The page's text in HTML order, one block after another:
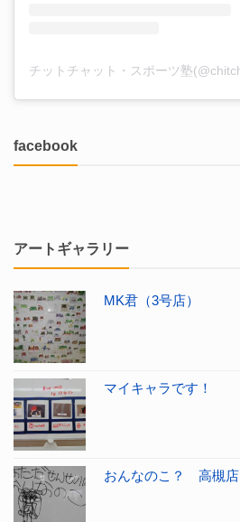
facebook
アートギャラリー
MK君（3号店）
マイキャラです！
おんなのこ？ 高槻店